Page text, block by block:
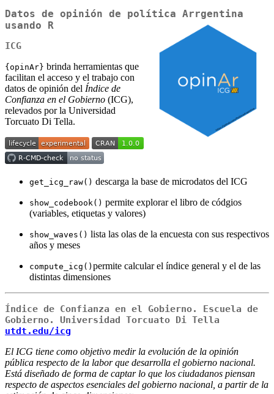
Datos de opinión de política Arrgentina
usando
R
ICG
{opinAr} brinda herramientas que
facilitan el acceso y el trabajo con
datos de opinión del Índice de
Confianza en el Gobierno (ICG),
relevados por la Universidad
Torcuato Di Tella.
get_icg_raw() descarga la base de microdatos del ICG
show_codebook() permite explorar el libro de códgios
(variables, etiquetas y valores)
show_waves() lista las olas de la encuesta con sus respectivos
años y meses
compute_icg() permite calcular el índice general y el de las
distintas dimensiones
Índice de Confianza en el Gobierno. Escuela de
Gobierno. Universidad Torcuato Di Tella
utdt.edu/icg
El ICG tiene como objetivo medir la evolución de la opinión
pública respecto de la labor que desarrolla el gobierno nacional.
Está diseñado de forma de captar lo que los ciudadanos piensan
respecto de aspectos esenciales del gobierno nacional, a partir de la